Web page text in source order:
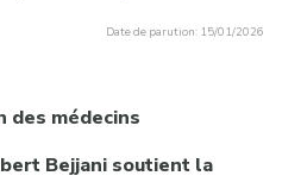
Date de parution: 15/01/2026
des médecins
Bejjani soutient la